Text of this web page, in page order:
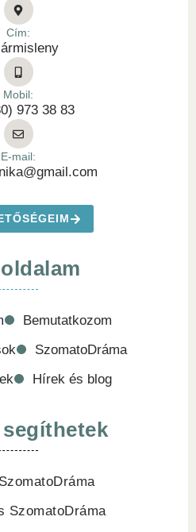
Cím:
Mobil:
973 38 83
E-mail:
Bemutatkozom
SzomatoDráma
Hírek és blog
SzomatoDráma